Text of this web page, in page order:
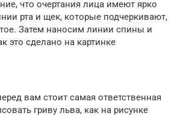
что очертания лица имеют ярко
рта и щек, которые подчеркивают,
Затем наносим линии спины и
это сделано на картинке
вам стоит самая ответственная
гриву льва, как на рисунке